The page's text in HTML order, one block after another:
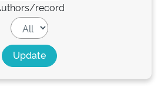
record